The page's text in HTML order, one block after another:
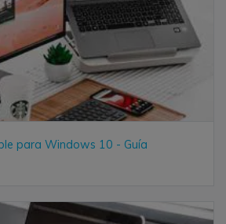
para Windows 10 - Guía